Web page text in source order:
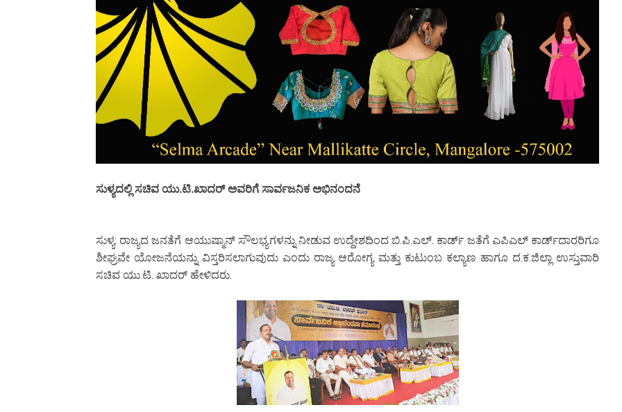
ಸುಳ್ಯದಲ್ಲಿ ಸಚಿವ ಯು.ಟಿ.ಖಾದರ್ ಅವರಿಗೆ ಸಾರ್ವಜನಿಕ ಅಭಿನಂದನೆ
ಸುಳ್ಯ: ರಾಜ್ಯದ ಜನತೆಗೆ ಆಯುಷ್ಮಾನ್ ಸೌಲಭ್ಯಗಳನ್ನು ನೀಡುವ ಉದ್ದೇಶದಿಂದ ಬಿ.ಪಿ.ಎಲ್. ಕಾರ್ಡ್ ಜತೆಗೆ ಎಪಿಎಲ್ ಕಾರ್ಡ್‌ದಾರರಿಗೂ
ಶೀಘ್ರವೇ ಯೋಜನೆಯನ್ನು ವಿಸ್ತರಿಸಲಾಗುವುದು ಎಂದು ರಾಜ್ಯ ಆರೋಗ್ಯ ಮತ್ತು ಕುಟುಂಬ ಕಲ್ಯಾಣ ಹಾಗೂ ದ.ಕ.ಜಿಲ್ಲಾ ಉಸ್ತುವಾರಿ
ಸಚಿವ ಯು.ಟಿ. ಖಾದರ್ ಹೇಳಿದರು.